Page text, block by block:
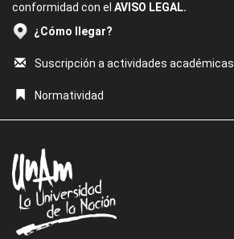
conformidad con el AVISO LEGAL.
¿Cómo llegar?
Suscripción a actividades académicas
Normatividad